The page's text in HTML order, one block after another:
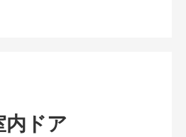
内ドア